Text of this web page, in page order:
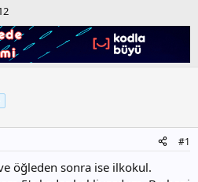
#1
öğleden sonra ise ilkokul.